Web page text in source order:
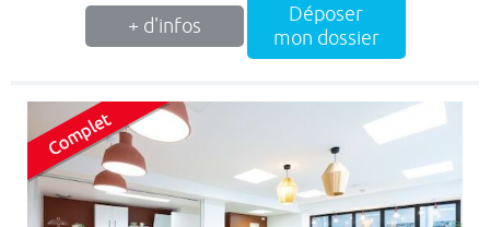
+ d'infos
Déposer
mon dossier